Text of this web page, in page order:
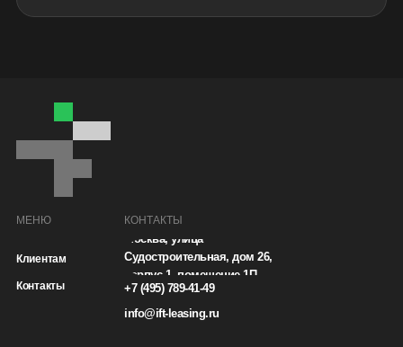
+7 (495) 789-41-49
info@ift-leasing.ru
МЕНЮ КОНТАКТЫ
Москва, улица
Судостроительная, дом 26,
корпус 1, помещение 1П
Контакты
Клиентам